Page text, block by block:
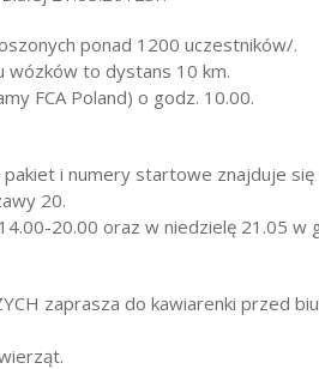
ponad 1200 uczestników/.
wózków to dystans 10 km.
FCA Poland) o godz. 10.00.
i numery startowe znajduje się
20.
20.00 oraz w niedzielę 21.05 w
zaprasza do kawiarenki przed